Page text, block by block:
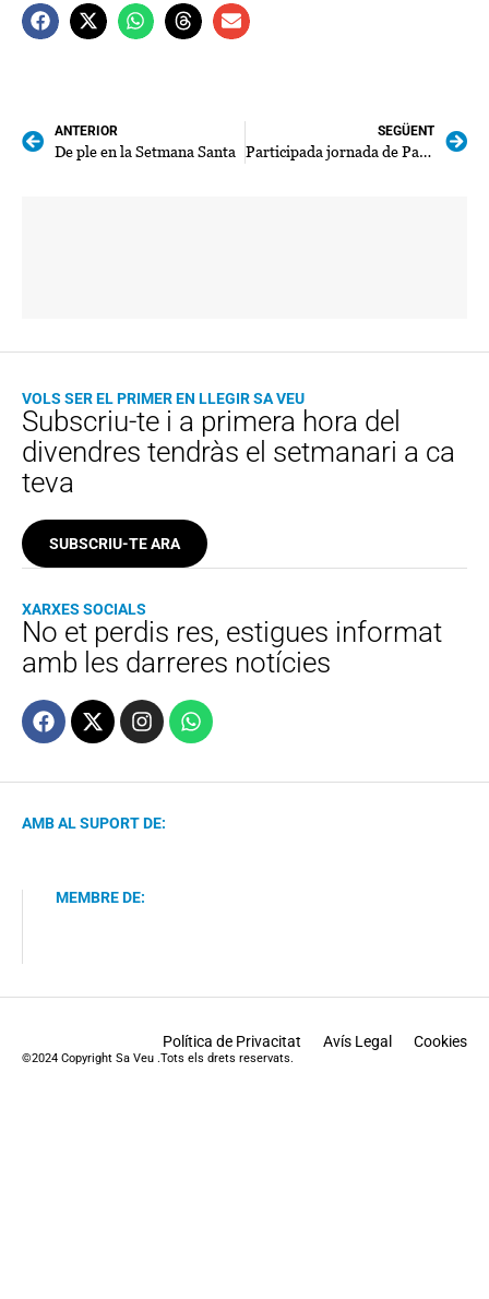
ANTERIOR
De ple en la Setmana Santa
SEGÜENT
Participada jornada de Pasqua
VOLS SER EL PRIMER EN LLEGIR SA VEU
Subscriu-te i a primera hora del
divendres tendràs el setmanari a ca
teva
SUBSCRIU-TE ARA
XARXES SOCIALS
No et perdis res, estigues informat
amb les darreres notícies
AMB AL SUPORT DE:
MEMBRE DE:
©2024 Copyright Sa Veu .Tots els drets reservats.
Política de Privacitat Avís Legal Cookies